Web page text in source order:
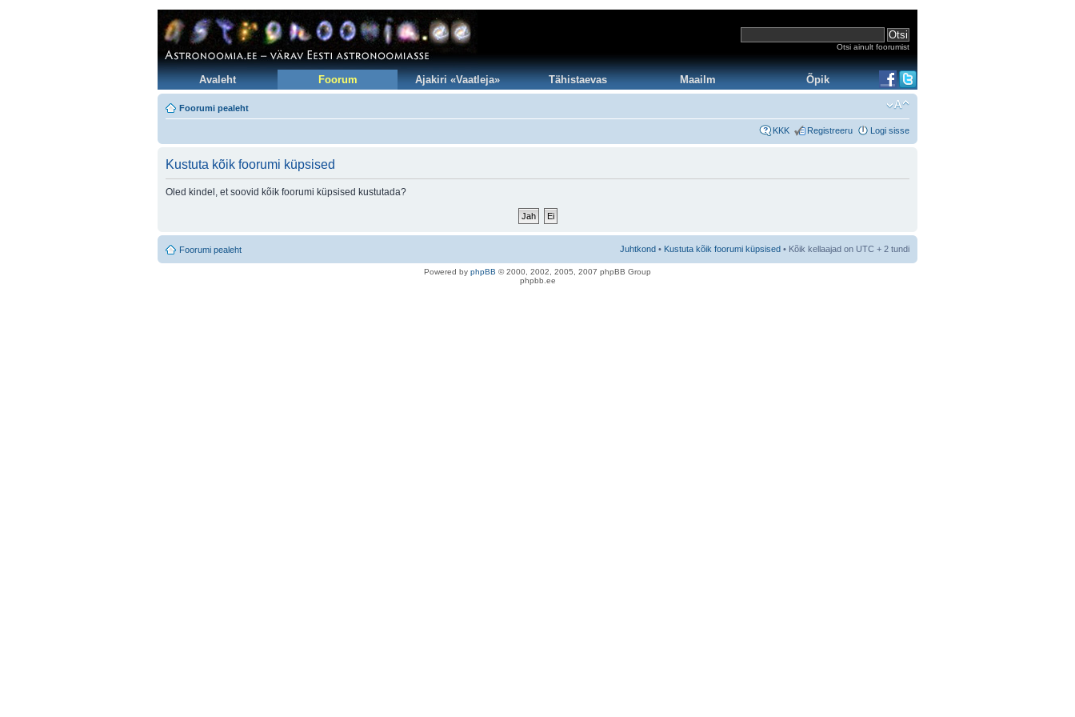
Otsi ainult foorumist
Avaleht Foorum Ajakiri «Vaatleja» Tähistaevas Maailm Õpik
Foorumi pealeht
KKK Registreeru Logi sisse
Kustuta kõik foorumi küpsised
Oled kindel, et soovid kõik foorumi küpsised kustutada?
Foorumi pealeht Juhtkond • Kustuta kõik foorumi küpsised • Kõik kellaajad on UTC + 2 tundi
Powered by phpBB © 2000, 2002, 2005, 2007 phpBB Group
phpbb.ee